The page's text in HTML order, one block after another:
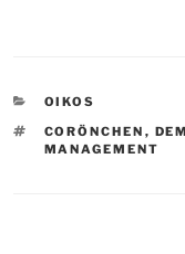
KATEGORIEN
OIKOS
SCHLAGWÖRTER
CORÖNCHEN ,
MANAGEMENT